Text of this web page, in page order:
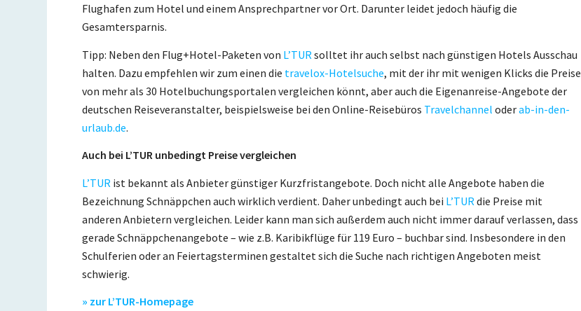
Flughafen zum Hotel und einem Ansprechpartner vor Ort. Darunter leidet jedoch häufig die
Gesamtersparnis.
Tipp: Neben den Flug+Hotel-Paketen von L’TUR solltet ihr auch selbst nach günstigen Hotels Ausschau
halten. Dazu empfehlen wir zum einen die travelox-Hotelsuche, mit der ihr mit wenigen Klicks die Preise
von mehr als 30 Hotelbuchungsportalen vergleichen könnt, aber auch die Eigenanreise-Angebote der
deutschen Reiseveranstalter, beispielsweise bei den Online-Reisebüros Travelchannel oderab-in-den-
urlaub.de.
Auch bei L’TUR unbedingt Preise vergleichen
L’TUR ist bekannt als Anbieter günstiger Kurzfristangebote. Doch nicht alle Angebote haben die
Bezeichnung Schnäppchen auch wirklich verdient. Daher unbedingt auch bei L’TUR die Preise mit
anderen Anbietern vergleichen. Leider kann man sich außerdem auch nicht immer darauf verlassen, dass
gerade Schnäppchenangebote – wie z.B. Karibikflüge für 119 Euro – buchbar sind. Insbesondere in den
Schulferien oder an Feiertagsterminen gestaltet sich die Suche nach richtigen Angeboten meist
schwierig.
» zur L’TUR-Homepage